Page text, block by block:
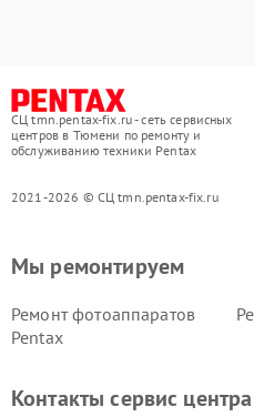
СЦ tmn.pentax-fix.ru - сеть сервисных
центров в Тюмени по ремонту и
обслуживанию техники Pentax
2021-2026 © СЦ tmn.pentax-fix.ru
Мы ремонтируем
Ремонт фотоаппаратов
Pentax
Контакты сервис центра